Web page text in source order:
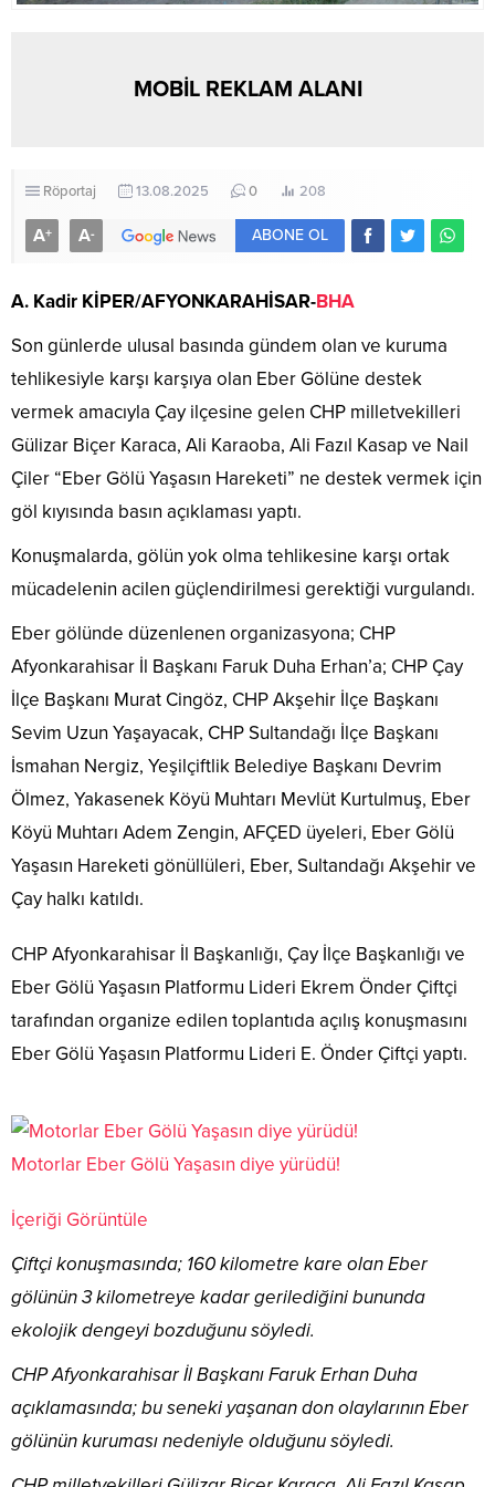
MOBİL REKLAM ALANI
Röportaj 13.08.2025 0 208
A+ A- ABONE OL
A. Kadir KİPER/AFYONKARAHİSAR-BHA
Son günlerde ulusal basında gündem olan ve kuruma
tehlikesiyle karşı karşıya olan Eber Gölüne destek
vermek amacıyla Çay ilçesine gelen CHP milletvekilleri
Gülizar Biçer Karaca, Ali Karaoba, Ali Fazıl Kasap ve Nail
Çiler “Eber Gölü Yaşasın Hareketi” ne destek vermek için
göl kıyısında basın açıklaması yaptı.
Konuşmalarda, gölün yok olma tehlikesine karşı ortak
mücadelenin acilen güçlendirilmesi gerektiği vurgulandı.
Eber gölünde düzenlenen organizasyona; CHP
Afyonkarahisar İl Başkanı Faruk Duha Erhan’a; CHP Çay
İlçe Başkanı Murat Cingöz, CHP Akşehir İlçe Başkanı
Sevim Uzun Yaşayacak, CHP Sultandağı İlçe Başkanı
İsmahan Nergiz, Yeşilçiftlik Belediye Başkanı Devrim
Ölmez, Yakasenek Köyü Muhtarı Mevlüt Kurtulmuş, Eber
Köyü Muhtarı Adem Zengin, AFÇED üyeleri, Eber Gölü
Yaşasın Hareketi gönüllüleri, Eber, Sultandağı Akşehir ve
Çay halkı katıldı.
CHP Afyonkarahisar İl Başkanlığı, Çay İlçe Başkanlığı ve
Eber Gölü Yaşasın Platformu Lideri Ekrem Önder Çiftçi
tarafından organize edilen toplantıda açılış konuşmasını
Eber Gölü Yaşasın Platformu Lideri E. Önder Çiftçi yaptı.
Motorlar Eber Gölü Yaşasın diye yürüdü!
İçeriği Görüntüle
Çiftçi konuşmasında; 160 kilometre kare olan Eber
gölünün 3 kilometreye kadar gerilediğini bununda
ekolojik dengeyi bozduğunu söyledi.
CHP Afyonkarahisar İl Başkanı Faruk Erhan Duha
açıklamasında; bu seneki yaşanan don olaylarının Eber
gölünün kuruması nedeniyle olduğunu söyledi.